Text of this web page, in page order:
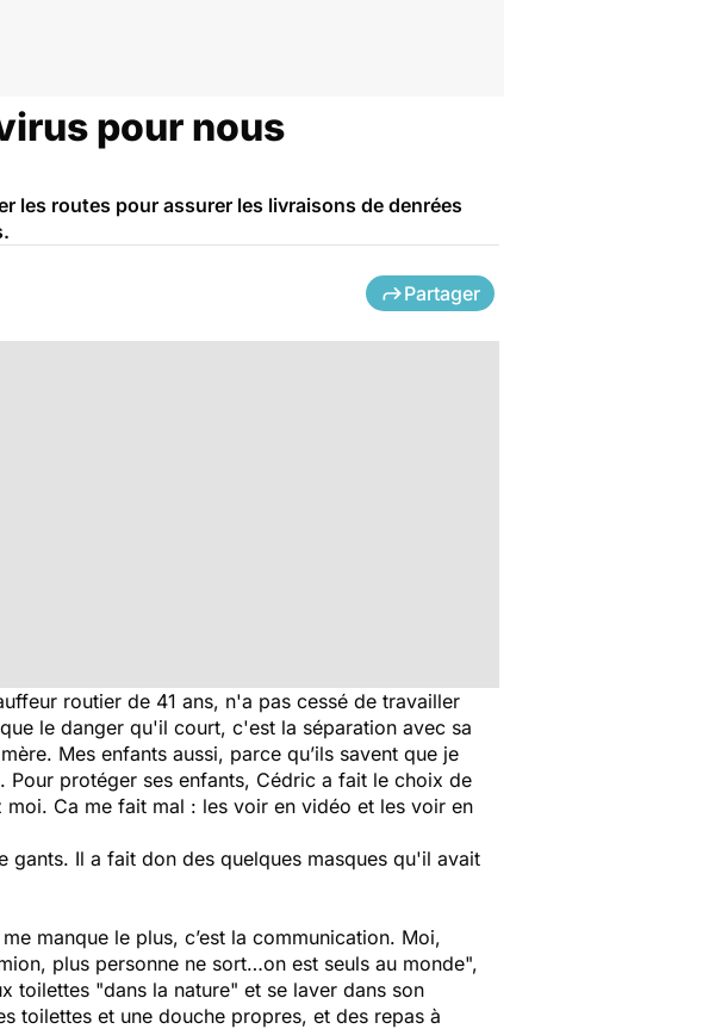
pour nous
les routes pour assurer les livraisons de denrées
Partager
routier de 41 ans, n'a pas cessé de travailler
le danger qu'il court, c'est la séparation avec sa
Mes enfants aussi, parce qu’ils savent que je
Pour protéger ses enfants, Cédric a fait le choix de
moi. Ca me fait mal : les voir en vidéo et les voir en
Il a fait don des quelques masques qu'il avait
manque le plus, c’est la communication. Moi,
plus personne ne sort…on est seuls au monde",
toilettes "dans la nature" et se laver dans son
toilettes et une douche propres, et des repas à